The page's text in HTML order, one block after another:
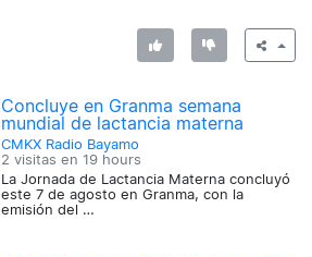
Concluye en Granma semana
mundial de lactancia materna
CMKX Radio Bayamo
2 visitas en 19 hours
La Jornada de Lactancia Materna concluyó
este 7 de agosto en Granma, con la
emisión del …